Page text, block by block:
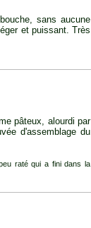
sans aucune
et puissant. Très
pâteux, alourdi par
d'assemblage du
raté qui a fini dans la